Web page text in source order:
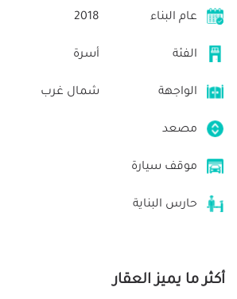
عام البناء 2018
الفئة أسرة
الواجهة شمال غرب
مصعد
موقف سيارة
حارس البناية
أكثر ما يميز العقار